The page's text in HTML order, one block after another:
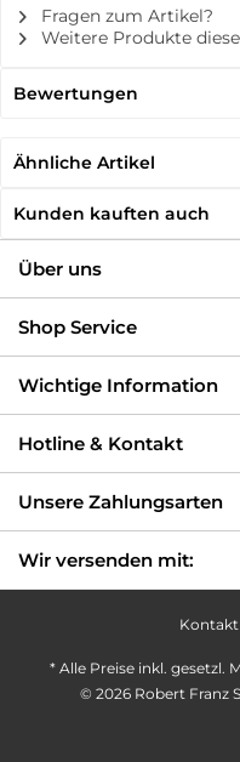
Fragen zum Artikel?
Weitere Produkte
Bewertungen
Ähnliche Artikel
Kunden kauften auch
Über uns
Shop Service
Wichtige Information
Hotline & Kontakt
Unsere Zahlungsarten
Wir versenden mit:
Kontakt
* Alle Preise inkl. gesetzl.
© 2026 Robert Franz